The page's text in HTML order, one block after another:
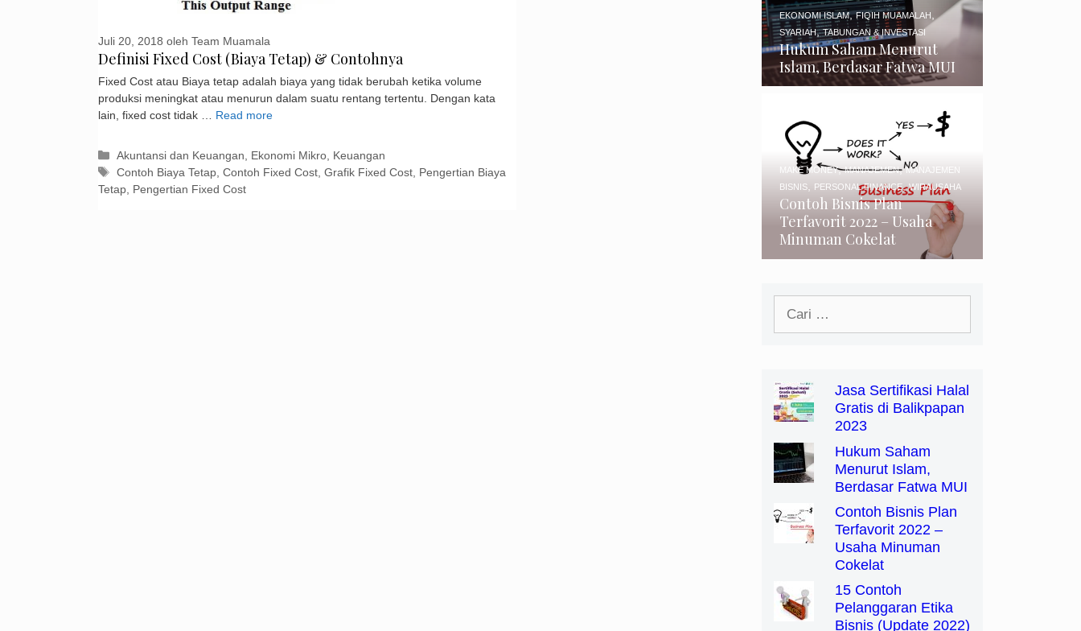
Definisi Fixed Cost (Biaya Tetap) & Contohnya
Juli 20, 2018 oleh Team Muamala
Fixed Cost atau Biaya tetap adalah biaya yang tidak berubah ketika volume
produksi meningkat atau menurun dalam suatu rentang tertentu. Dengan kata
lain, fixed cost tidak …
Read more
Kategori
Akuntansi dan Keuangan Ekonomi Mikro Keuangan
Tag
Contoh Biaya Tetap ,Contoh Fixed Cost ,Grafik Fixed Cost Pengertian Biaya
Tetap Pengertian Fixed Cost
Hukum Saham Menurut
Islam, Berdasar Fatwa MUI
EKONOMI ISLAM,FIQIH MUAMALAH
SYARIAH,TABUNGAN & INVESTASI
Contoh Bisnis Plan
Terfavorit 2022 – Usaha
Minuman Cokelat
MAKE MONEY,MANAJEMEN,MANAJEMEN
BISNIS, PERSONAL FINANCE,WIRAUSAHA
Cari
Jasa Sertifikasi Halal
Gratis di Balikpapan
2023
Hukum Saham
Menurut Islam,
Berdasar Fatwa MUI
Contoh Bisnis Plan
Terfavorit 2022 –
Usaha Minuman
Cokelat
15 Contoh
Pelanggaran Etika
Bisnis (Update 2022)